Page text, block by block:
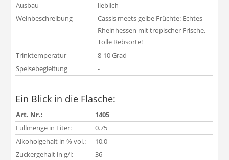
Ausbau
lieblich
Weinbeschreibung
Cassis meets gelbe Früchte: Echtes
Rheinhessen mit tropischer Frische.
Tolle Rebsorte!
Trinktemperatur
8-10 Grad
Speisebegleitung
-
Ein Blick in die Flasche:
Art. Nr.:
1405
Füllmenge in Liter:
0.75
Alkoholgehalt in % vol.:
10,0
Zuckergehalt in g/l:
36